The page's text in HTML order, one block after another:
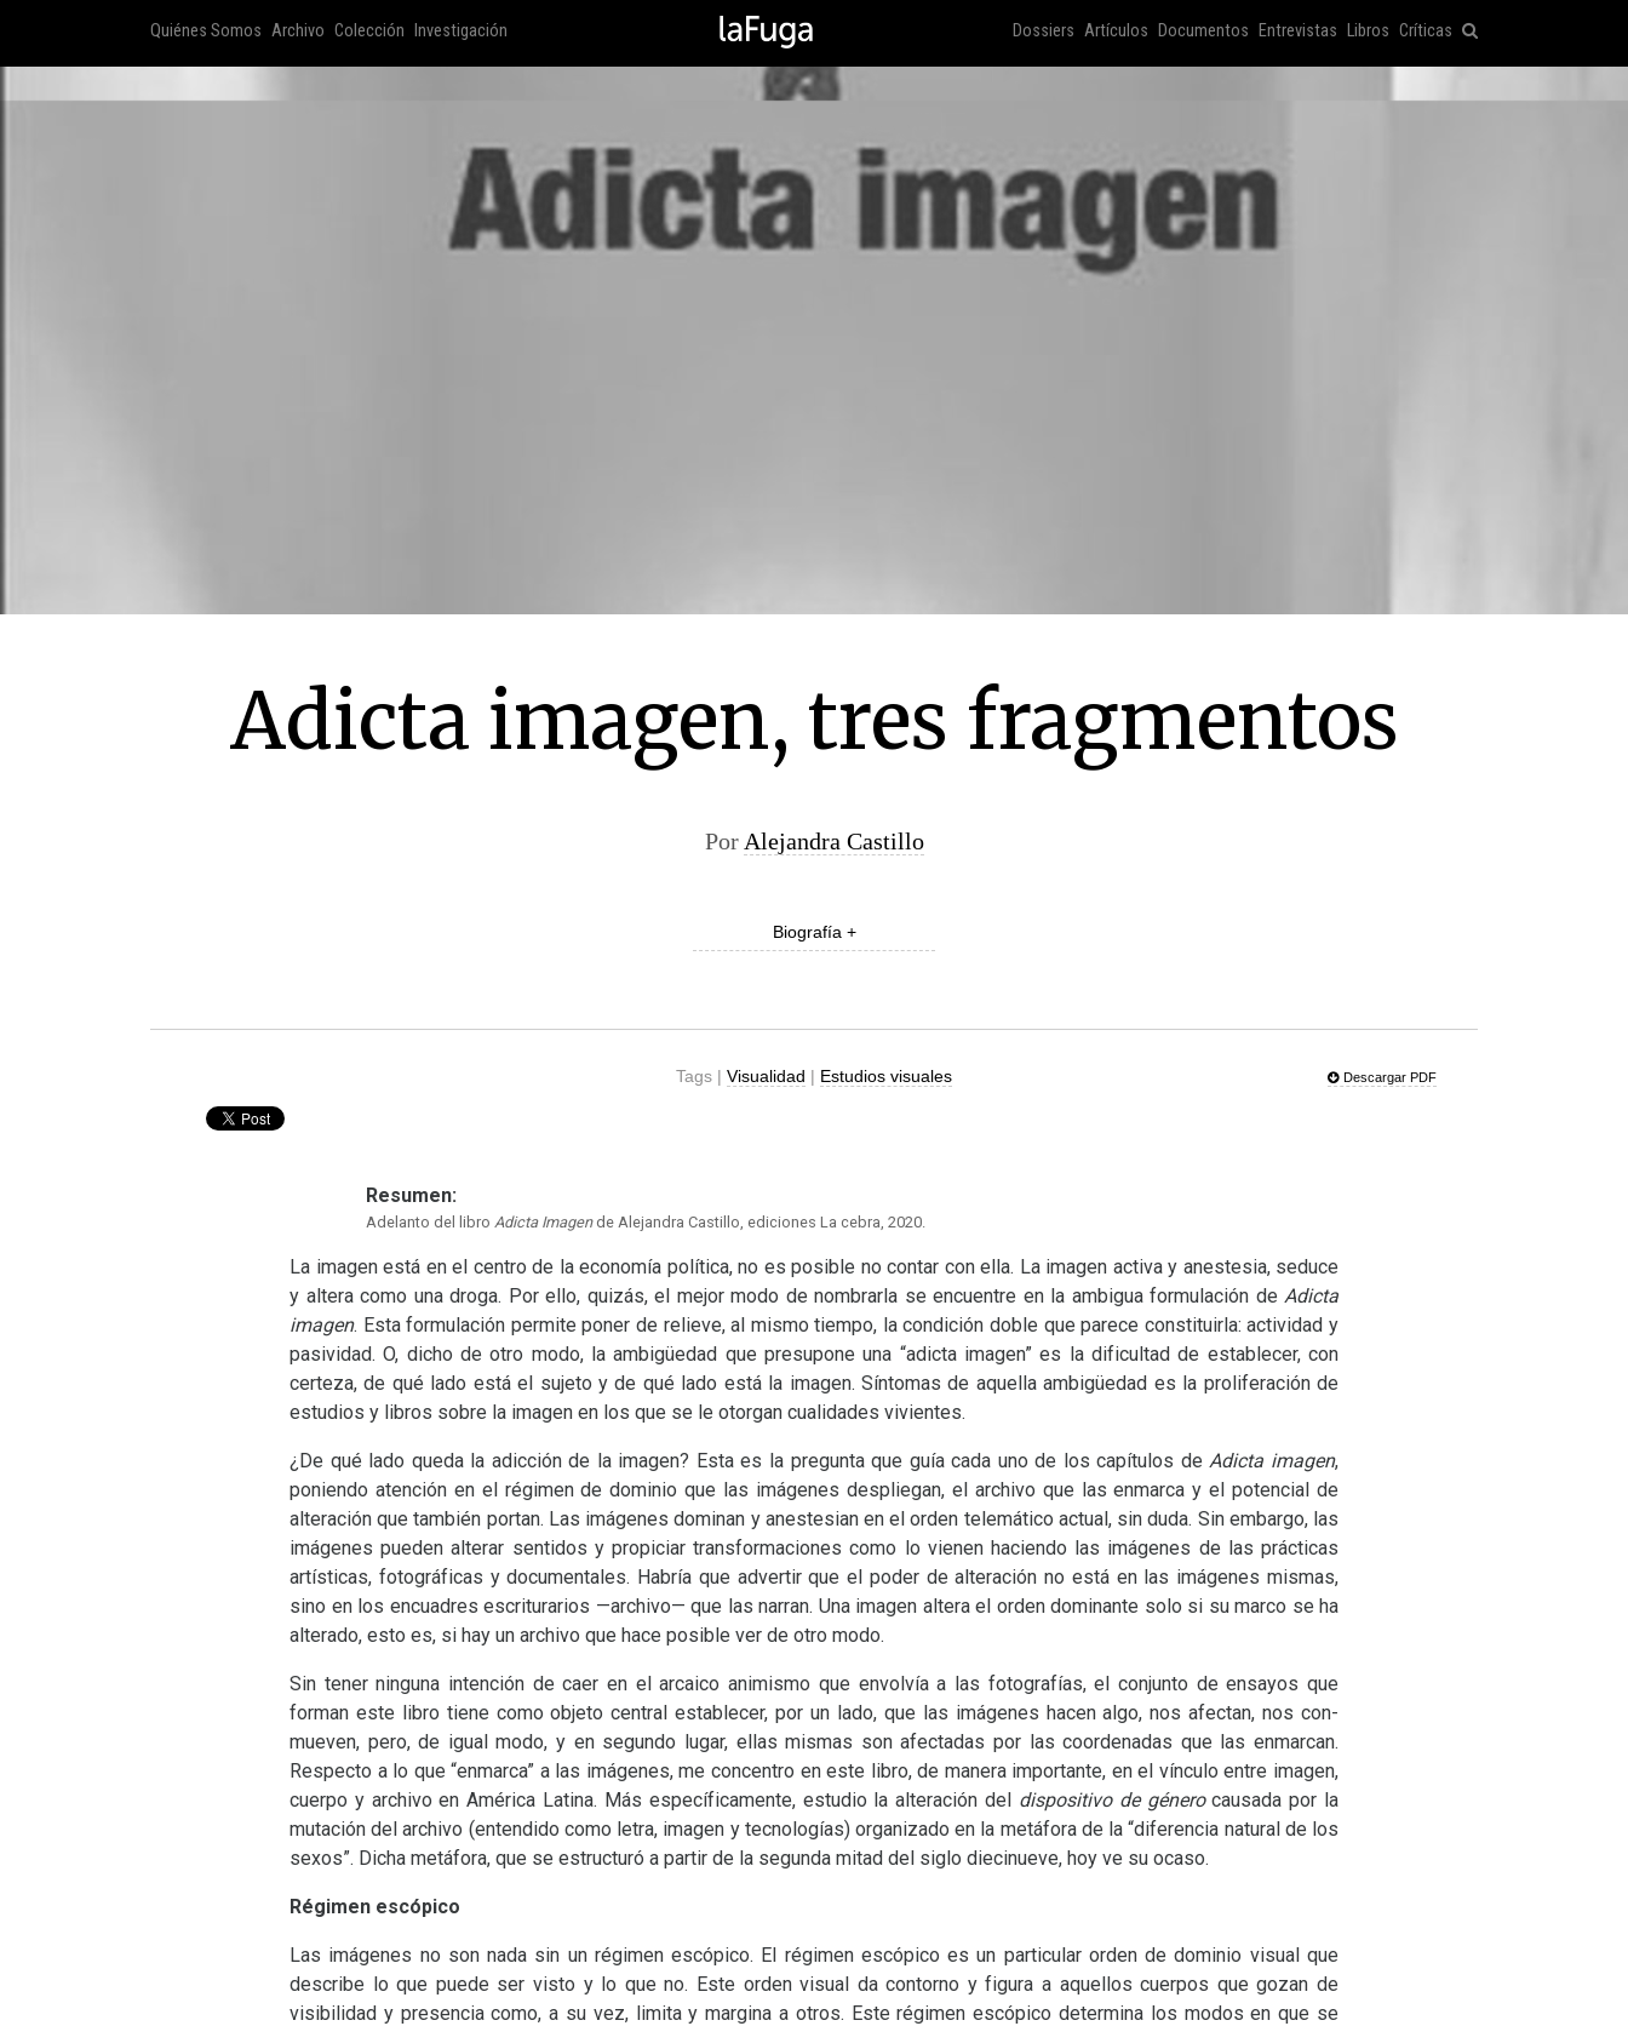
Quiénes Somos Archivo Colección Investigación Dossiers Artículos Documentos Entrevistas Libros Críticas
Adicta imagen, tres fragmentos
Por Alejandra Castillo
Biografía +
Tags | Visualidad | Estudios visuales Descargar PDF
Resumen:
Adelanto del libro Adicta Imagen de Alejandra Castillo, ediciones La cebra, 2020.
La imagen está en el centro de la economía política, no es posible no contar con ella. La imagen activa y anestesia, seduce
y altera como una droga. Por ello, quizás, el mejor modo de nombrarla se encuentre en la ambigua formulación de Adicta
imagen. Esta formulación permite poner de relieve, al mismo tiempo, la condición doble que parece constituirla: actividad y
pasividad. O, dicho de otro modo, la ambigüedad que presupone una “adicta imagen” es la dificultad de establecer, con
certeza, de qué lado está el sujeto y de qué lado está la imagen. Síntomas de aquella ambigüedad es la proliferación de
estudios y libros sobre la imagen en los que se le otorgan cualidades vivientes.
¿De qué lado queda la adicción de la imagen? Esta es la pregunta que guía cada uno de los capítulos deAdicta imagen,
poniendo atención en el régimen de dominio que las imágenes despliegan, el archivo que las enmarca y el potencial de
alteración que también portan. Las imágenes dominan y anestesian en el orden telemático actual, sin duda. Sin embargo, las
imágenes pueden alterar sentidos y propiciar transformaciones como lo vienen haciendo las imágenes de las prácticas
artísticas, fotográficas y documentales. Habría que advertir que el poder de alteración no está en las imágenes mismas,
sino en los encuadres escriturarios —archivo— que las narran. Una imagen altera el orden dominante solo si su marco se ha
alterado, esto es, si hay un archivo que hace posible ver de otro modo.
Sin tener ninguna intención de caer en el arcaico animismo que envolvía a las fotografías, el conjunto de ensayos que
forman este libro tiene como objeto central establecer, por un lado, que las imágenes hacen algo, nos afectan, nos con-
mueven, pero, de igual modo, y en segundo lugar, ellas mismas son afectadas por las coordenadas que las enmarcan.
Respecto a lo que “enmarca” a las imágenes, me concentro en este libro, de manera importante, en el vínculo entre imagen,
cuerpo y archivo en América Latina. Más específicamente, estudio la alteración del dispositivo de génerocausada por la
mutación del archivo (entendido como letra, imagen y tecnologías) organizado en la metáfora de la “diferencia natural de los
sexos”. Dicha metáfora, que se estructuró a partir de la segunda mitad del siglo diecinueve, hoy ve su ocaso.
Régimen escópico
Las imágenes no son nada sin un régimen escópico. El régimen escópico es un particular orden de dominio visual que
describe lo que puede ser visto y lo que no. Este orden visual da contorno y figura a aquellos cuerpos que gozan de
visibilidad y presencia como, a su vez, limita y margina a otros. Este régimen escópico determina los modos en que se